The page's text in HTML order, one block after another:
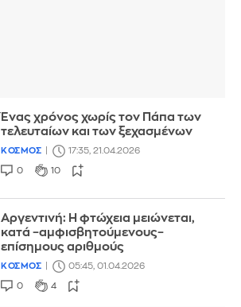
Ένας χρόνος χωρίς τον Πάπα των
τελευταίων και των ξεχασμένων
ΚΟΣΜΟΣ 17:35, 21.04.2026
0 10
Αργεντινή: Η φτώχεια μειώνεται,
κατά –αμφισβητούμενους–
επίσημους αριθμούς
ΚΟΣΜΟΣ 05:45, 01.04.2026
0 4